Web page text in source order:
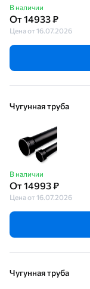
В наличии
От 14933 ₽
Цена от 16.07.2026
Чугунная труба
В наличии
От 14993 ₽
Цена от 16.07.2026
Чугунная труба